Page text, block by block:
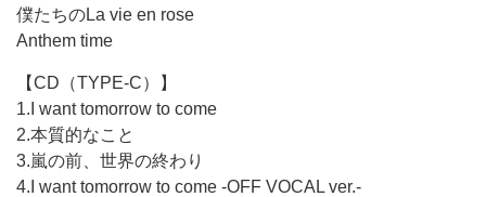
僕たちのLa vie en rose
Anthem time
【CD（TYPE-C）】
1.I want tomorrow to come
2.本質的なこと
3.嵐の前、世界の終わり
4.I want tomorrow to come -OFF VOCAL ver.-